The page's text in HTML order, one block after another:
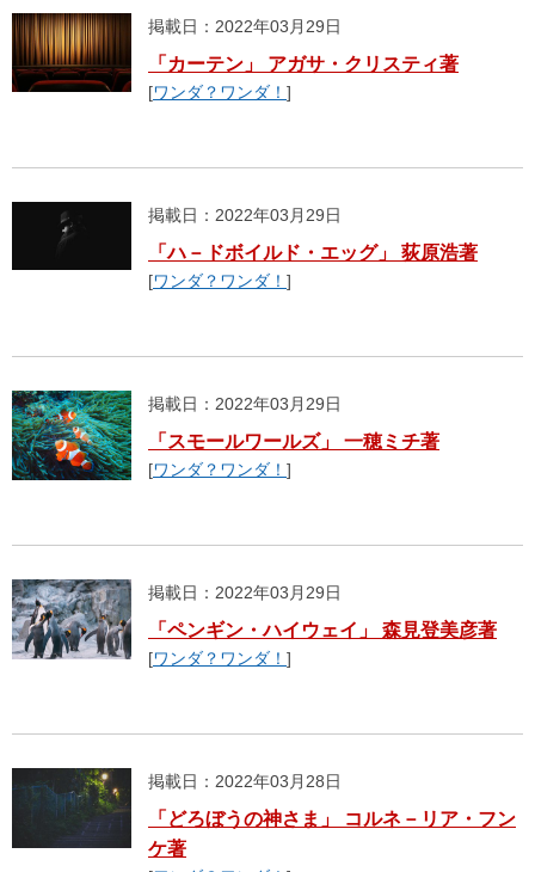
掲載日：2022年03月29日
「カーテン」 アガサ・クリスティ著
[ワンダ？ワンダ！ ]
掲載日：2022年03月29日
「ハ－ドボイルド・エッグ」 荻原浩著
[ワンダ？ワンダ！ ]
掲載日：2022年03月29日
「スモールワールズ」 一穂ミチ著
[ワンダ？ワンダ！ ]
掲載日：2022年03月29日
「ペンギン・ハイウェイ」 森見登美彦著
[ワンダ？ワンダ！ ]
掲載日：2022年03月28日
「どろぼうの神さま」 コルネ－リア・フン
ケ著